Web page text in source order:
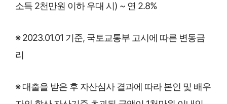
소득 2천만원 이하 우대 시) ~ 연 2.8%
※ 2023.01.01 기준, 국토교통부 고시에 따른 변동금
리
※ 대출을 받은 후 자산심사 결과에 따라 본인 및 배우